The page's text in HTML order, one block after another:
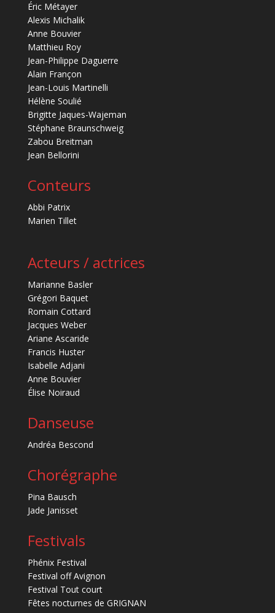
Éric Métayer
Alexis Michalik
Anne Bouvier
Matthieu Roy
Jean-Philippe Daguerre
Alain Françon
Jean-Louis Martinelli
Hélène Soulié
Brigitte Jaques-Wajeman
Stéphane Braunschweig
Zabou Breitman
Jean Bellorini
Conteurs
Abbi Patrix
Marien Tillet
Acteurs / actrices
Marianne Basler
Grégori Baquet
Romain Cottard
Jacques Weber
Ariane Ascaride
Francis Huster
Isabelle Adjani
Anne Bouvier
Élise Noiraud
Danseuse
Andréa Bescond
Chorégraphe
Pina Bausch
Jade Janisset
Festivals
Phénix Festival
Festival off Avignon
Festival Tout court
Fêtes nocturnes de GRIGNAN